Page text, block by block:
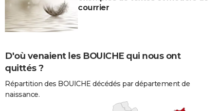
courrier
D'où venaient les BOUICHE qui nous ont
quittés ?
Répartition des BOUICHE décédés par département de
naissance.